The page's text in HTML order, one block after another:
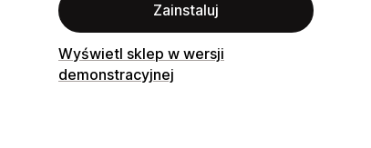
Zainstaluj
Wyświetl sklep w wersji
demonstracyjnej